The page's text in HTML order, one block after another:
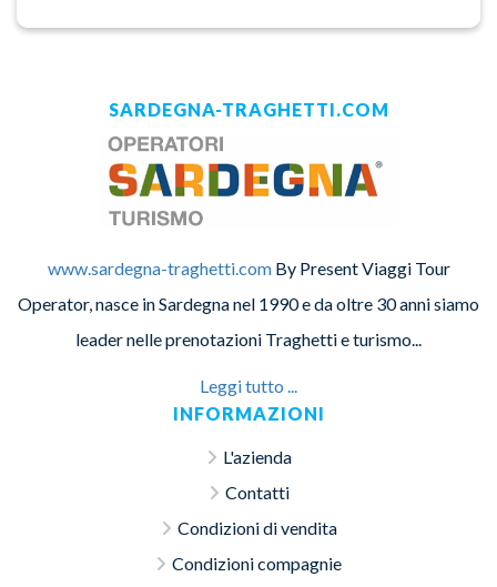
SARDEGNA-TRAGHETTI.COM
www.sardegna-traghetti.comBy Present Viaggi Tour
Operator, nasce in Sardegna nel 1990 e da oltre 30 anni siamo
leader nelle prenotazioni Traghetti e turismo...
Leggi tutto ...
INFORMAZIONI
L'azienda
Contatti
Condizioni di vendita
Condizioni compagnie